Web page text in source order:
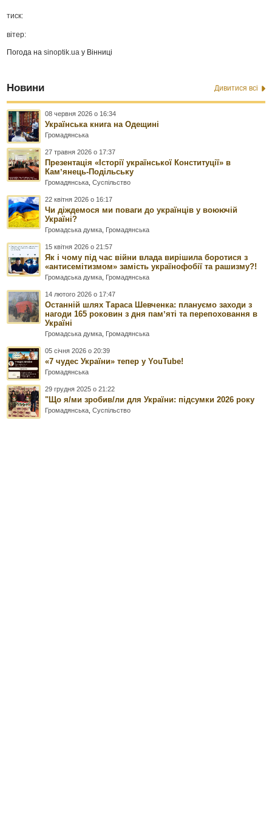
тиск:
вітер:
Погода наsinoptik.ua у Вінниці
Новини Дивитися всі
08 червня 2026 о 16:34
Українська книга на Одещині
Громадянська
27 травня 2026 о 17:37
Презентація «Історії української Конституції» в
Камʼянець-Подільську
Громадянська ,Суспільство
22 квітня 2026 о 16:17
Чи діждемося ми поваги до українців у воюючій
Україні?
Громадська думка Громадянська
15 квітня 2026 о 21:57
Як і чому під час війни влада вирішила боротися з
«антисемітизмом» замість українофобії та рашизму?!
Громадська думка Громадянська
14 лютого 2026 о 17:47
Останній шлях Тараса Шевченка: плануємо заходи з
нагоди 165 роковин з дня памʼяті та перепоховання в
Україні
Громадська думка Громадянська
05 січня 2026 о 20:39
«7 чудес України» тепер у YouTube!
Громадянська
29 грудня 2025 о 21:22
"Що я/ми зробив/ли для України: підсумки 2026 року
Громадянська ,Суспільство